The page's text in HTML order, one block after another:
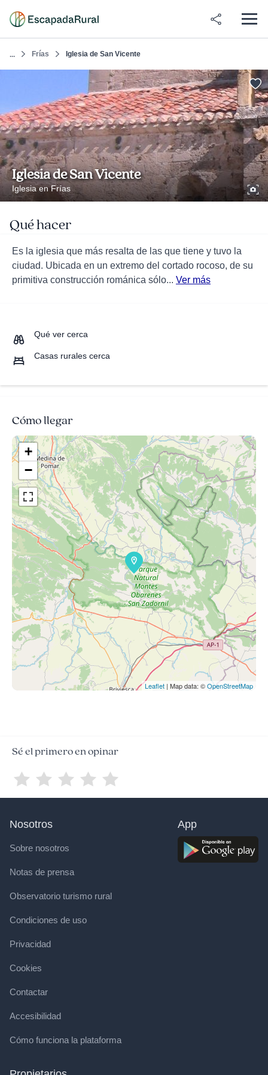
... Frías Iglesia de San Vicente
Iglesia de San Vicente
Iglesia en Frías
Qué hacer
Es la iglesia que más resalta de las que tiene y tuvo la
ciudad. Ubicada en un extremo del cortado rocoso, de su
primitiva construcción románica sólo... Ver más
Qué ver cerca
Casas rurales cerca
Cómo llegar
+
−
Leaflet | Map data: ©OpenStreetMap
Sé el primero en opinar
Nosotros
Sobre nosotros
Notas de prensa
Observatorio turismo rural
Condiciones de uso
Privacidad
Cookies
Contactar
Accesibilidad
Cómo funciona la plataforma
App